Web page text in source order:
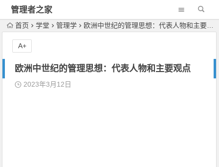
管理者之家
首页 学堂 管理学 欧洲中世纪的管理思想：代表人物和主要观点
欧洲中世纪的管理思想：代表人物和主要观点
2023年3月12日
A+